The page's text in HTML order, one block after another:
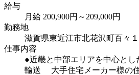
給与
月給 200,900円～209,000円
勤務地
滋賀県東近江市北花沢町百々
仕事内容
●近畿と中部エリアを中心と
輸送 大手住宅メーカー様の